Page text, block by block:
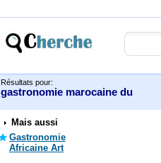
Résultats pour:
gastronomie marocaine du
Mais aussi
Gastronomie
Africaine Art